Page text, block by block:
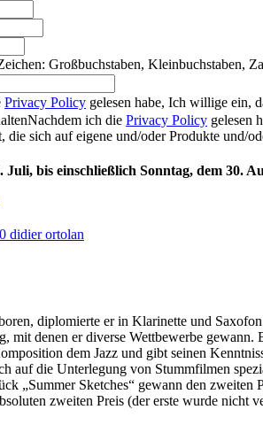
Großbuchstaben, Kleinbuchstaben,
Privacy Policy gelesen habe, Ich willige ein,
Nachdem ich die Privacy Policy gelesen
die sich auf eigene und/oder Produkte und/
bis einschließlich Sonntag, dem 30.
didier ortolan
diplomierte er in Klarinette und
mit denen er diverse Wettbewerbe
dem Jazz und gibt seinen
auf die Unterlegung von Stummfilmen
„Summer Sketches“ gewann den
zweiten Preis (der erste wurde